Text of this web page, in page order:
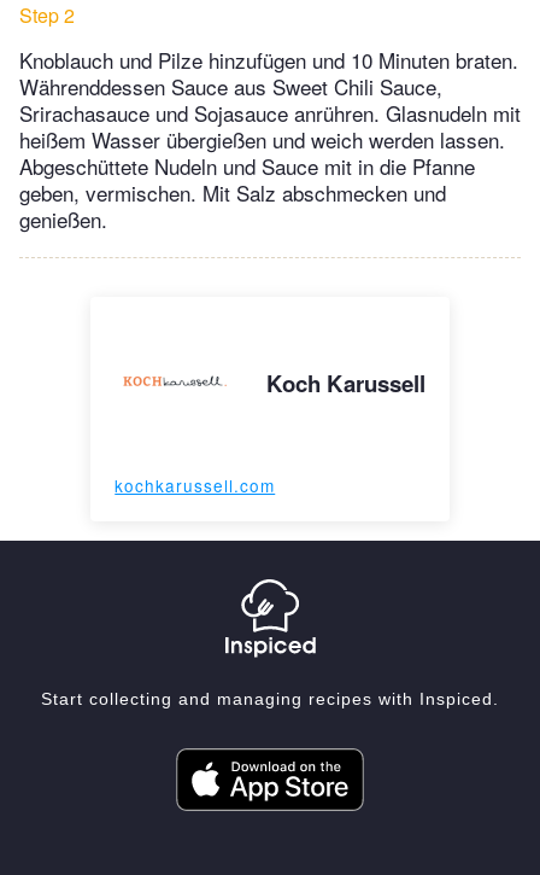
Step 2
Knoblauch und Pilze hinzufügen und 10 Minuten braten.
Währenddessen Sauce aus Sweet Chili Sauce,
Srirachasauce und Sojasauce anrühren. Glasnudeln mit
heißem Wasser übergießen und weich werden lassen.
Abgeschüttete Nudeln und Sauce mit in die Pfanne
geben, vermischen. Mit Salz abschmecken und
genießen.
Koch Karussell
kochkarussell.com
Start collecting and managing recipes with Inspiced.